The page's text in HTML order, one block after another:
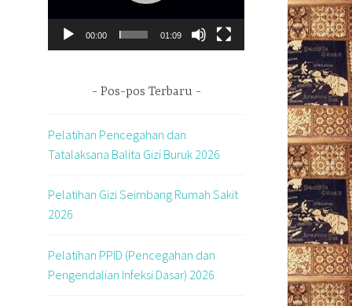
00:00 01:09
Pos-pos Terbaru
Pelatihan Pencegahan dan
Tatalaksana Balita Gizi Buruk 2026
Pelatihan Gizi Seimbang Rumah Sakit
2026
Pelatihan PPID (Pencegahan dan
Pengendalian Infeksi Dasar) 2026